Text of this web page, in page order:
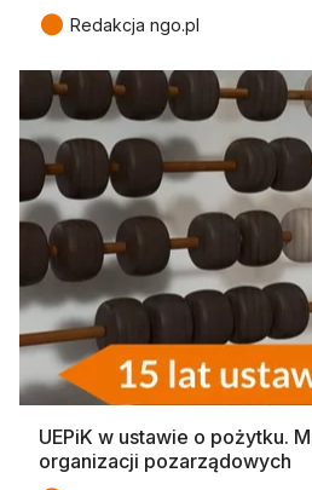
● Redakcja ngo.pl
UEPiK w ustawie o pożytku.
organizacji pozarządowych